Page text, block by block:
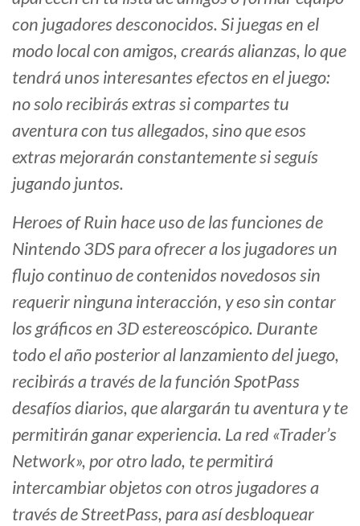
con jugadores desconocidos. Si juegas en el
modo local con amigos, crearás alianzas, lo que
tendrá unos interesantes efectos en el juego:
no solo recibirás extras si compartes tu
aventura con tus allegados, sino que esos
extras mejorarán constantemente si seguís
jugando juntos.
Heroes of Ruin hace uso de las funciones de
Nintendo 3DS para ofrecer a los jugadores un
flujo continuo de contenidos novedosos sin
requerir ninguna interacción, y eso sin contar
los gráficos en 3D estereoscópico. Durante
todo el año posterior al lanzamiento del juego,
recibirás a través de la función SpotPass
desafíos diarios, que alargarán tu aventura y te
permitirán ganar experiencia. La red «Trader’s
Network», por otro lado, te permitirá
intercambiar objetos con otros jugadores a
través de StreetPass, para así desbloquear